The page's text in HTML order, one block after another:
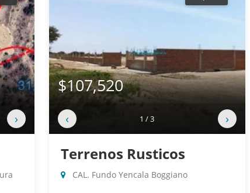
›
$107,520
‹ 1 / 3 ›
Terrenos Rusticos
CAL. Fundo Yencala Boggiano